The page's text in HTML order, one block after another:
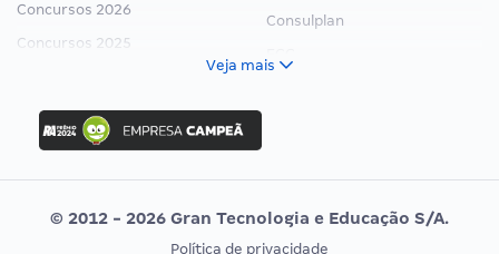
Concursos 2026
Concursos 2025
Concurso Ibama
Concurso MPU
Editais publicados
Consulplan
Vunesp
Veja mais
© 2012 - 2026 Gran Tecnologia e Educação S/A.
Política de privacidade